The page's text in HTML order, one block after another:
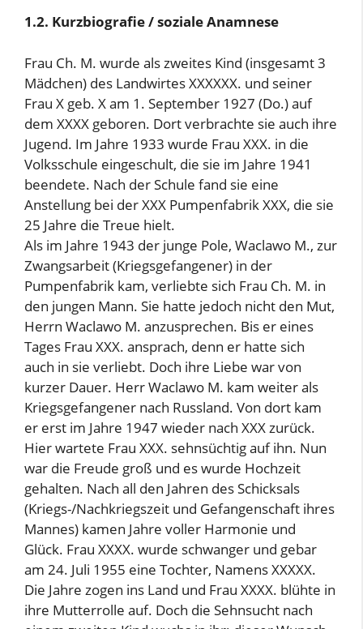
1.2. Kurzbiografie / soziale Anamnese
Frau Ch. M. wurde als zweites Kind (insgesamt 3
Mädchen) des Landwirtes XXXXXX. und seiner
Frau X geb. X am 1. September 1927 (Do.) auf
dem XXXX geboren. Dort verbrachte sie auch ihre
Jugend. Im Jahre 1933 wurde Frau XXX. in die
Volksschule eingeschult, die sie im Jahre 1941
beendete. Nach der Schule fand sie eine
Anstellung bei der XXX Pumpenfabrik XXX, die sie
25 Jahre die Treue hielt.
Als im Jahre 1943 der junge Pole, Waclawo M., zur
Zwangsarbeit (Kriegsgefangener) in der
Pumpenfabrik kam, verliebte sich Frau Ch. M. in
den jungen Mann. Sie hatte jedoch nicht den Mut,
Herrn Waclawo M. anzusprechen. Bis er eines
Tages Frau XXX. ansprach, denn er hatte sich
auch in sie verliebt. Doch ihre Liebe war von
kurzer Dauer. Herr Waclawo M. kam weiter als
Kriegsgefangener nach Russland. Von dort kam
er erst im Jahre 1947 wieder nach XXX zurück.
Hier wartete Frau XXX. sehnsüchtig auf ihn. Nun
war die Freude groß und es wurde Hochzeit
gehalten. Nach all den Jahren des Schicksals
(Kriegs-/Nachkriegszeit und Gefangenschaft ihres
Mannes) kamen Jahre voller Harmonie und
Glück. Frau XXXX. wurde schwanger und gebar
am 24. Juli 1955 eine Tochter, Namens XXXXX.
Die Jahre zogen ins Land und Frau XXXX. blühte in
ihre Mutterrolle auf. Doch die Sehnsucht nach